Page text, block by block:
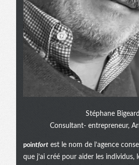
Stéphane Bigeard
Consultant- entrepreneur,
pointfort est le nom de l’agence
que j’ai créé pour aider les individus,